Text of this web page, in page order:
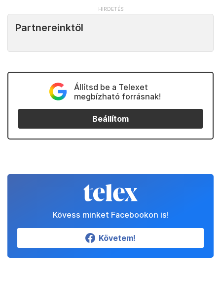
Partnereinktől
Állítsd be a Telexet
megbízható forrásnak!
Beállítom
Kövess minket Facebookon is!
Követem!